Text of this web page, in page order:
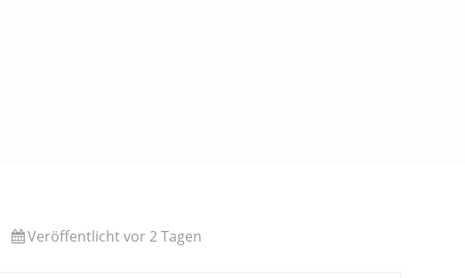
Veröffentlicht vor 2 Tagen